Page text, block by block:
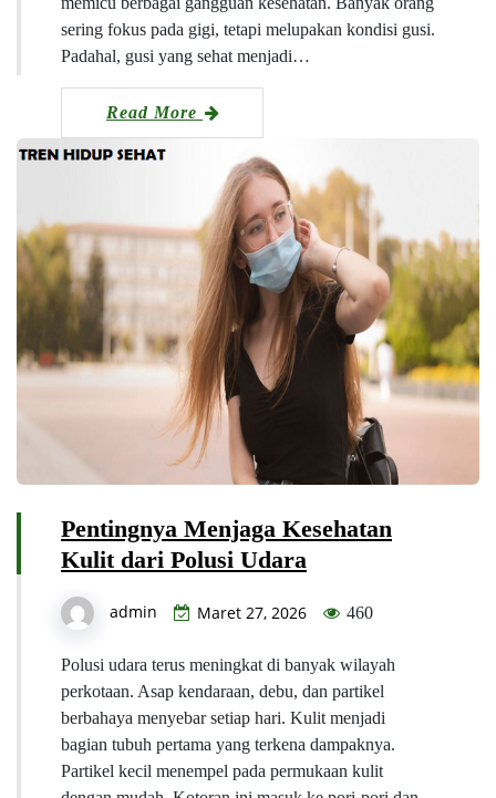
sering fokus pada gigi, tetapi melupakan kondisi gusi.
Padahal, gusi yang sehat menjadi…
Read More
Pentingnya Menjaga Kesehatan
Kulit dari Polusi Udara
admin Maret 27, 2026 460
Polusi udara terus meningkat di banyak wilayah
perkotaan. Asap kendaraan, debu, dan partikel
berbahaya menyebar setiap hari. Kulit menjadi
bagian tubuh pertama yang terkena dampaknya.
Partikel kecil menempel pada permukaan kulit